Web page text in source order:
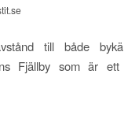
till både
Fjällby som är ett